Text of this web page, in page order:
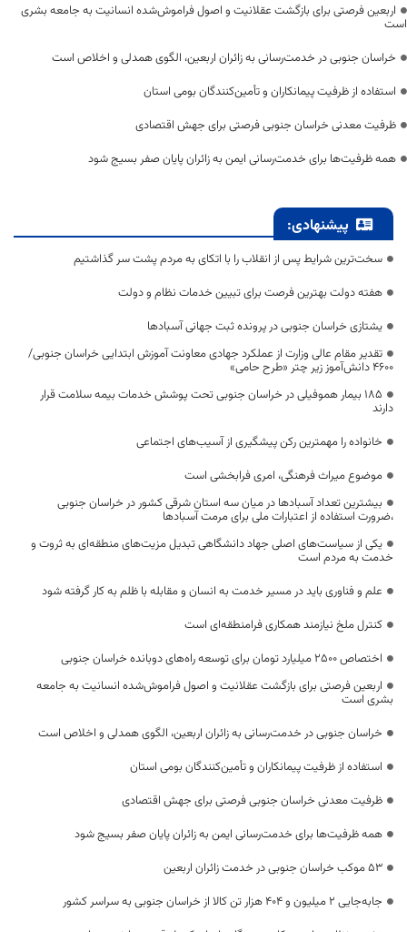
اربعین فرصتی برای بازگشت عقلانیت و اصول فراموش‌شده انسانیت به جامعه بشری
است
خراسان جنوبی در خدمت‌رسانی به زائران اربعین، الگوی همدلی و اخلاص است
استفاده از ظرفیت پیمانکاران و تأمین‌کنندگان بومی استان
ظرفیت معدنی خراسان جنوبی فرصتی برای جهش اقتصادی
همه ظرفیت‌ها برای خدمت‌رسانی ایمن به زائران پایان صفر بسیج شود
پیشنهادی:
سخت‌ترین شرایط پس از انقلاب را با اتکای به مردم پشت سر گذاشتیم
هفته دولت بهترین فرصت برای تبیین خدمات نظام و دولت
یشتازی خراسان جنوبی در پرونده ثبت جهانی آسبادها
تقدیر مقام عالی وزارت از عملکرد جهادی معاونت آموزش ابتدایی خراسان جنوبی/
۴۶۰۰ دانش‌آموز زیر چتر «طرح حامی»
۱۸۵ بیمار هموفیلی در خراسان جنوبی تحت پوشش خدمات بیمه سلامت قرار
دارند
خانواده را مهمترین رکن پیشگیری از آسیب‌های اجتماعی
موضوع میراث فرهنگی، امری فرابخشی است
بیشترین تعداد آسبادها در میان سه استان شرقی کشور در خراسان جنوبی
،ضرورت استفاده از اعتبارات ملی برای مرمت آسبادها
یکی از سیاست‌های اصلی جهاد دانشگاهی تبدیل مزیت‌های منطقه‌ای به ثروت و
خدمت به مردم است
علم و فناوری باید در مسیر خدمت به انسان و مقابله با ظلم به کار گرفته شود
کنترل ملخ نیازمند همکاری فرامنطقه‌ای است
اختصاص 2500 میلیارد تومان برای توسعه راه‌های دوبانده خراسان جنوبی
اربعین فرصتی برای بازگشت عقلانیت و اصول فراموش‌شده انسانیت به جامعه
بشری است
خراسان جنوبی در خدمت‌رسانی به زائران اربعین، الگوی همدلی و اخلاص است
استفاده از ظرفیت پیمانکاران و تأمین‌کنندگان بومی استان
ظرفیت معدنی خراسان جنوبی فرصتی برای جهش اقتصادی
همه ظرفیت‌ها برای خدمت‌رسانی ایمن به زائران پایان صفر بسیج شود
53 موکب خراسان جنوبی در خدمت زائران اربعین
جابه‌جایی 2 میلیون و 404 هزار تن کالا از خراسان جنوبی به سراسر کشور